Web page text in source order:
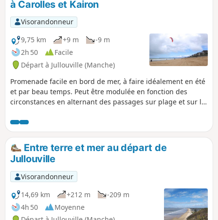
à Carolles et Kairon
Visorandonneur
9,75 km
+9 m
-9 m
2h 50
Facile
Départ à Jullouville (Manche)
Promenade facile en bord de mer, à faire idéalement en été
et par beau temps. Peut être modulée en fonction des
circonstances en alternant des passages sur plage et sur le
Entre terre et mer au départ de
Jullouville
Visorandonneur
14,69 km
+212 m
-209 m
4h 50
Moyenne